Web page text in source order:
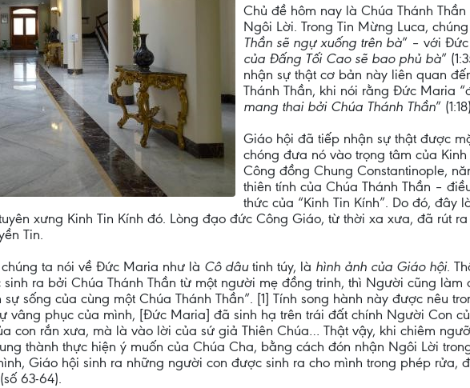
Chủ đề hôm nay là Chúa Thánh
Ngôi Lời. Trong Tin Mừng Luca,
Thần sẽ ngự xuống trên bà” – với
của Đấng Tối Cao sẽ bao phủ bà”
nhận sự thật cơ bản này liên quan
Thánh Thần, khi nói rằng Đức Maria
mang thai bởi Chúa Thánh Thần”
Giáo hội đã tiếp nhận sự thật được
chóng đưa nó vào trọng tâm của Kinh
Công đồng Chung Constantinople,
thiên tính của Chúa Thánh Thần –
thức của “Kinh Tin Kính”. Do đó, đây
xưng Kinh Tin Kính đó. Lòng đạo đức Công Giáo, từ thời xa xưa, đã rút
Tin.
ta nói về Đức Maria như là Cô dâu tinh túy, là hình ảnh của Giáo hội.
ra bởi Chúa Thánh Thần từ một người mẹ đồng trinh, thì Người cũng làm
sống của cùng một Chúa Thánh Thần”. [1] Tính song hành này được nêu
vâng phục của mình, [Đức Maria] đã sinh hạ trên trái đất chính Người Con
con rắn xưa, mà là vào lời của sứ giả Thiên Chúa… Thật vậy, khi chiêm
thành thực hiện ý muốn của Chúa Cha, bằng cách đón nhận Ngôi Lời
Giáo hội sinh ra những người con được sinh ra cho mình trong phép rửa,
63-64).